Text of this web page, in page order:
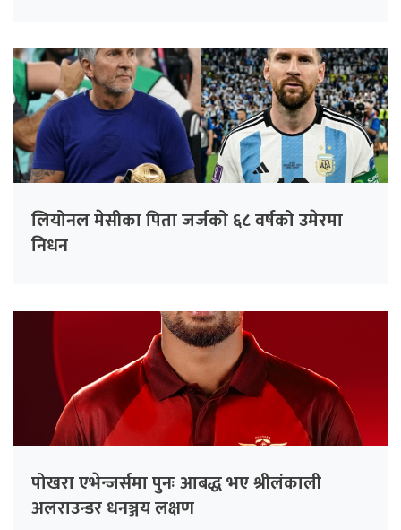
लियोनल मेसीका पिता जर्जको ६८ वर्षको उमेरमा
निधन
पोखरा एभेन्जर्समा पुनः आबद्ध भए श्रीलंकाली
अलराउन्डर धनञ्जय लक्षण